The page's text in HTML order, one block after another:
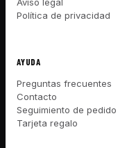
Política de privacidad
AYUDA
Preguntas frecuentes
Contacto
Seguimiento de pedido
Tarjeta regalo